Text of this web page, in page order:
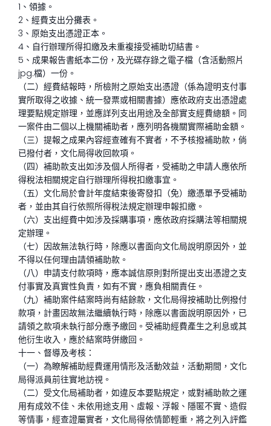
1、領據。
2、經費支出分攤表。
3、原始支出憑證正本。
4、自行辦理所得扣繳及未重複接受補助切結書。
5、成果報告書紙本二份，及光碟存錄之電子檔（含活動照片
jpg.檔）一份。
（二）經費結報時，所檢附之原始支出憑證（係為證明支付事
實所取得之收據、統一發票或相關書據）應依政府支出憑證處
理要點規定辦理，並應詳列支出用途及全部實支經費總額。同
一案件由二個以上機關補助者，應列明各機關實際補助金額。
（三）提報之成果內容經查確有不實者，不予核撥補助款，倘
已撥付者，文化局得收回款項。
（四）補助款支出如涉及個人所得者，受補助之申請人應依所
得稅法相關規定自行辦理所得稅扣繳事宜。
（五）文化局於會計年度結束後寄發扣（免）繳憑單予受補助
者，並由其自行依照所得稅法規定辦理申報扣繳。
（六）支出經費中如涉及採購事項，應依政府採購法等相關規
定辦理。
（七）因故無法執行時，除應以書面向文化局說明原因外，並
不得以任何理由請領補助款。
（八）申請支付款項時，應本誠信原則對所提出支出憑證之支
付事實及真實性負責，如有不實，應負相關責任。
（九）補助案件結案時尚有結餘款，文化局得按補助比例撥付
款項，計畫因故無法繼續執行時，除應以書面說明原因外，已
請領之款項未執行部分應予繳回。受補助經費產生之利息或其
他衍生收入，應於結案時併繳回。
十一、督導及考核：
（一）為瞭解補助經費運用情形及活動效益，活動期間，文化
局得派員前往實地訪視。
（二）受文化局補助者，如違反本要點規定，或對補助款之運
用有成效不佳、未依用途支用、虛報、浮報、隱匿不實、造假
等情事，經查證屬實者，文化局得依情節輕重，將之列入評鑑